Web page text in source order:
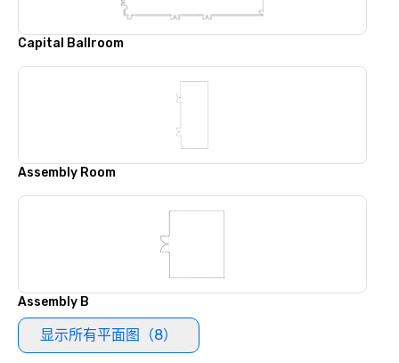
Capital Ballroom
Assembly Room
Assembly B
显示所有平面图（8）